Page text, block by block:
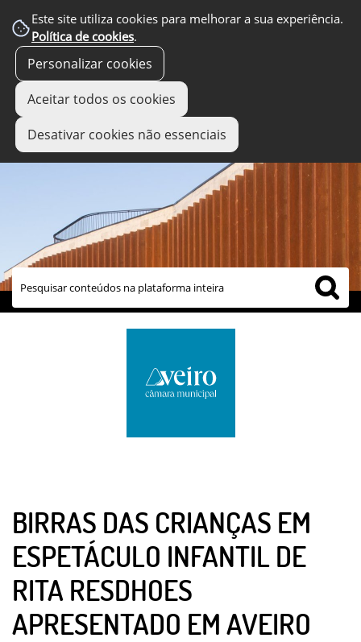
Este site utiliza cookies para melhorar a sua experiência.
Política de cookies.
Personalizar cookies
Aceitar todos os cookies
Desativar cookies não essenciais
links úteis
BIRRAS DAS CRIANÇAS EM
ESPETÁCULO INFANTIL DE
RITA RESDHOES
APRESENTADO EM AVEIRO